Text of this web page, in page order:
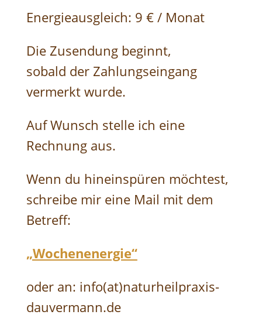
Energieausgleich: 9 € / Monat
Die Zusendung beginnt,
sobald der Zahlungseingang
vermerkt wurde.
Auf Wunsch stelle ich eine
Rechnung aus.
Wenn du hineinspüren möchtest,
schreibe mir eine Mail mit dem
Betreff:
„Wochenenergie“
oder an: info(at)naturheilpraxis-
dauvermann.de